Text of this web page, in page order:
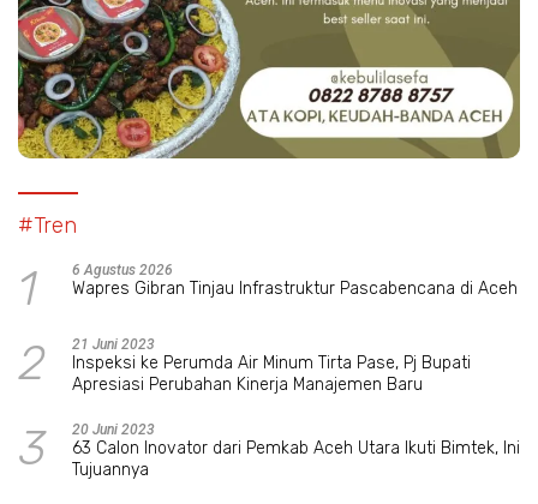
#Tren
1 6 Agustus 2026
Wapres Gibran Tinjau Infrastruktur Pascabencana di Aceh
2 21 Juni 2023
Inspeksi ke Perumda Air Minum Tirta Pase, Pj Bupati
Apresiasi Perubahan Kinerja Manajemen Baru
3 20 Juni 2023
63 Calon Inovator dari Pemkab Aceh Utara Ikuti Bimtek, Ini
Tujuannya